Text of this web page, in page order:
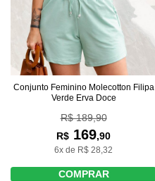
Conjunto Feminino Molecotton Filipa
Verde Erva Doce
R$ 189,90
R$ 169,90
6x de R$ 28,32
COMPRAR